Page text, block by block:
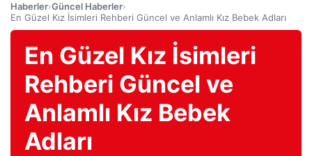
Haberler›Güncel Haberler›
En Güzel Kız İsimleri Rehberi Güncel ve Anlamlı Kız Bebek Adları
En Güzel Kız İsimleri
Rehberi Güncel ve
Anlamlı Kız Bebek
Adları